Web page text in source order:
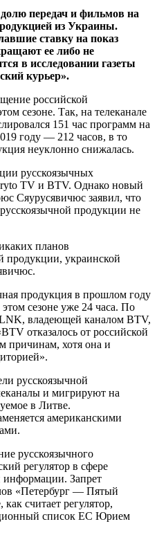
передач и фильмов на
из Украины.
ставку на показ
ее либо не
в исследовании газеты
курьер».
российской
сезоне. Так, на телеканале
151 час программ на
году — 212 часов, в то
неуклонно снижалась.
русскоязычных
TV и BTV. Однако новый
Сяурусявичюс заявил, что
продукции не
планов
продукции, украинской
продукция в прошлом году
сезоне уже 24 часа. По
владеющей каналом BTV,
отказалось от российской
причинам, хотя она и
русскоязычной
и мигрируют на
в Литве.
американскими
русскоязычного
регулятор в сфере
информации. Запрет
«Петербург — Пятый
считает регулятор,
список ЕС Юрием